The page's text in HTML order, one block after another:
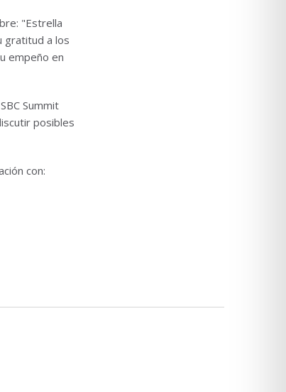
"Estrella
gratitud a los
empeño en
Summit
posibles
con: